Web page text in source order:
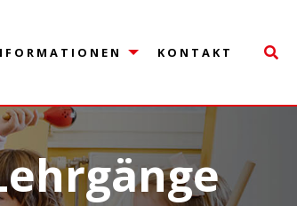
KONTAKT